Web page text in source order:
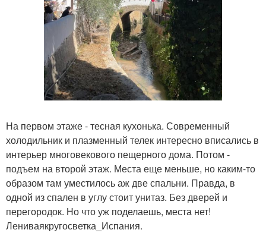
На первом этаже - тесная кухонька. Современный
холодильник и плазменный телек интересно вписались в
интерьер многовекового пещерного дома. Потом -
подъем на второй этаж. Места еще меньше, но каким-то
образом там уместилось аж две спальни. Правда, в
одной из спален в углу стоит унитаз. Без дверей и
перегородок. Но что уж поделаешь, места нет!
Лениваякругосветка_Испания.